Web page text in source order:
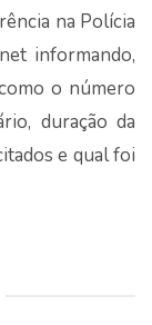
na Polícia
informando,
o número
duração da
e qual foi